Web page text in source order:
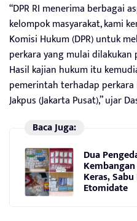
“DPR RI menerima berbagai
kelompok masyarakat, kami
Komisi Hukum (DPR) untuk
perkara yang mulai dilakukan
Hasil kajian hukum itu
pemerintah terhadap perkara
Jakpus (Jakarta Pusat),” ujar
Baca Juga:
Dua
Keras,
Etomidate